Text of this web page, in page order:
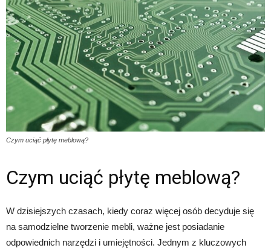
Czym uciąć płytę meblową?
Czym uciąć płytę meblową?
W dzisiejszych czasach, kiedy coraz więcej osób decyduje się
na samodzielne tworzenie mebli, ważne jest posiadanie
odpowiednich narzędzi i umiejętności. Jednym z kluczowych